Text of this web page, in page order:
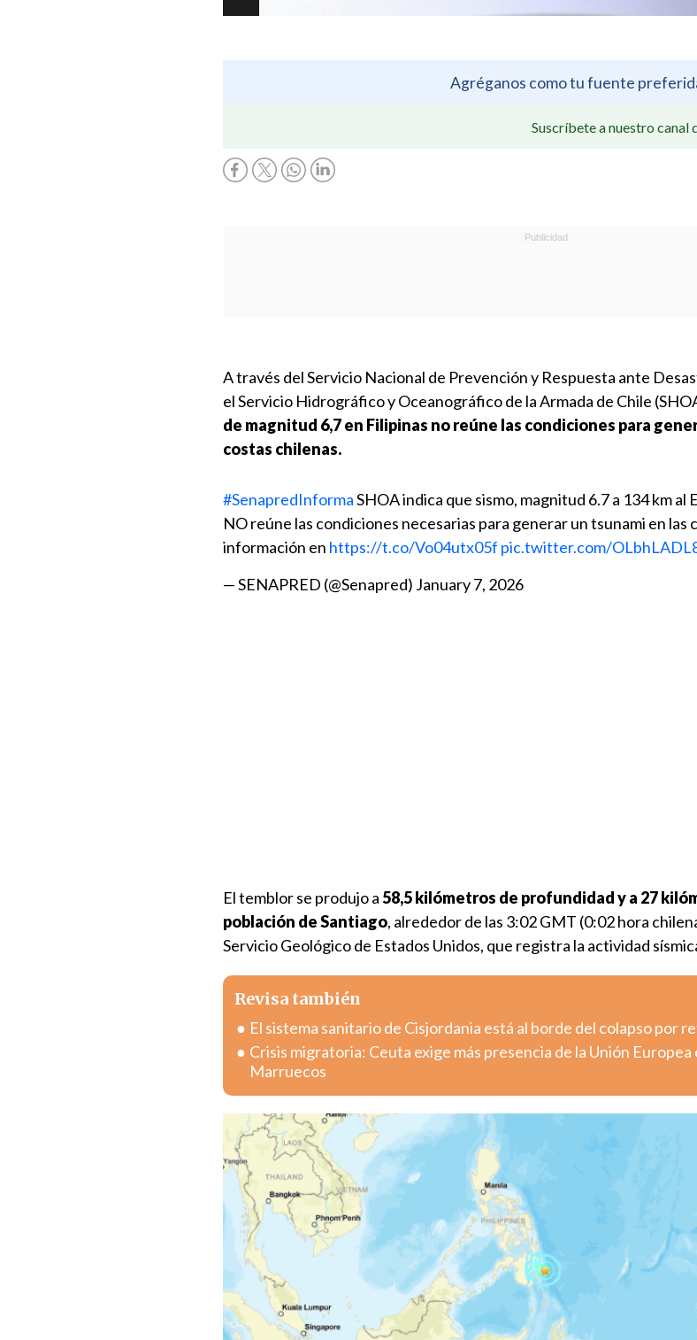
Agréganos como tu fuente
Suscríbete a nuestro canal
A través del Servicio Nacional de Prevención y Respuesta ante
el Servicio Hidrográfico y Oceanográfico de la Armada de Chile
de magnitud 6,7 en Filipinas no reúne las condiciones para
costas chilenas.
#SenapredInformaSHOA indica que sismo, magnitud 6.7 a 134 km al
NO reúne las condiciones necesarias para generar un tsunami en las
información en https://t.co/Vo04utx05f pic.twitter.com/
— SENAPRED (@Senapred) January 7, 2026
El temblor se produjo a 58,5 kilómetros de profundidad y a 27
población de Santiago, alrededor de las 3:02 GMT (0:02 hora
Servicio Geológico de Estados Unidos, que registra la actividad
Revisa también
El sistema sanitario de Cisjordania está al borde del colapso por
Crisis migratoria: Ceuta exige más presencia de la Unión
Marruecos